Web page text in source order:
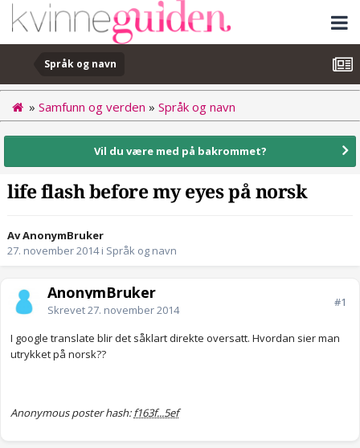
Språk og navn
» Samfunn og verden » Språk og navn
Vil du være med på bakrommet?
life flash before my eyes på norsk
Av AnonymBruker
27. november 2014i Språk og navn
AnonymBruker
Skrevet27. november 2014
#1
I google translate blir det såklart direkte oversatt. Hvordan sier man
utrykket på norsk??
Anonymous poster hash:f163f...5ef